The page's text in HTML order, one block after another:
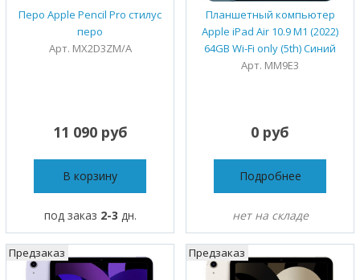
Перо Apple Pencil Pro стилус
перо
Арт. MX2D3ZM/A
11 090 руб
В корзину
под заказ 2-3 дн.
Планшетный компьютер
Apple iPad Air 10.9 M1 (2022)
64GB Wi-Fi only (5th) Синий
Арт. MM9E3
0 руб
Подробнее
нет на складе
Предзаказ Предзаказ